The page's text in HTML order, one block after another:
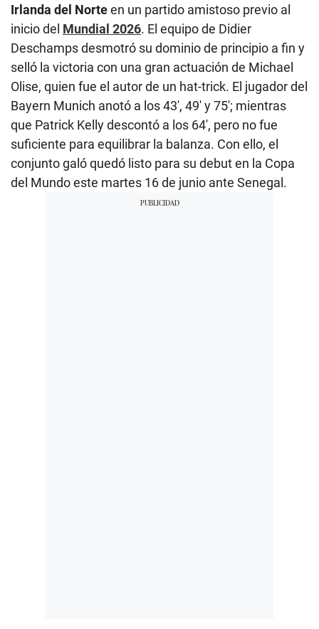
Irlanda del Norteen un partido amistoso previo al
inicio del Mundial 2026. El equipo de Didier
Deschamps desmotró su dominio de principio a fin y
selló la victoria con una gran actuación de Michael
Olise, quien fue el autor de un hat-trick. El jugador del
Bayern Munich anotó a los 43′, 49′ y 75′; mientras
que Patrick Kelly descontó a los 64′, pero no fue
suficiente para equilibrar la balanza. Con ello, el
conjunto galó quedó listo para su debut en la Copa
del Mundo este martes 16 de junio ante Senegal.